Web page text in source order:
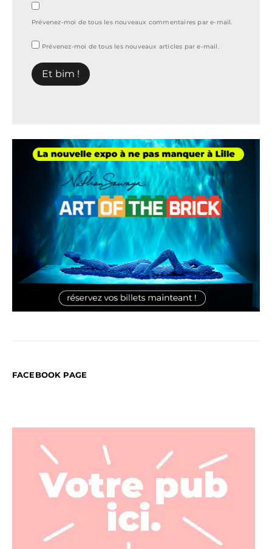
Prévenez-moi de tous les nouveaux commentaires par e-mail.
Prévenez-moi de tous les nouveaux articles par e-mail.
FACEBOOK PAGE